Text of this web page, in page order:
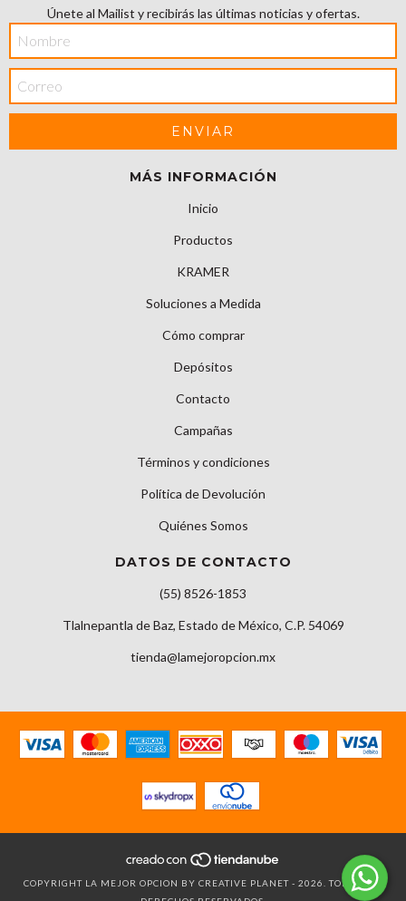
Únete al Mailist y recibirás las últimas noticias y ofertas.
MÁS INFORMACIÓN
Inicio
Productos
KRAMER
Soluciones a Medida
Cómo comprar
Depósitos
Contacto
Campañas
Términos y condiciones
Política de Devolución
Quiénes Somos
DATOS DE CONTACTO
(55) 8526-1853
Tlalnepantla de Baz, Estado de México, C.P. 54069
tienda@lamejoropcion.mx
COPYRIGHT LA MEJOR OPCION BY CREATIVE PLANET - 2026. TODOS LOS